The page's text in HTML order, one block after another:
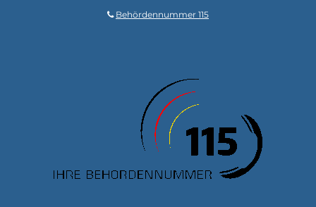
Behördennummer 115